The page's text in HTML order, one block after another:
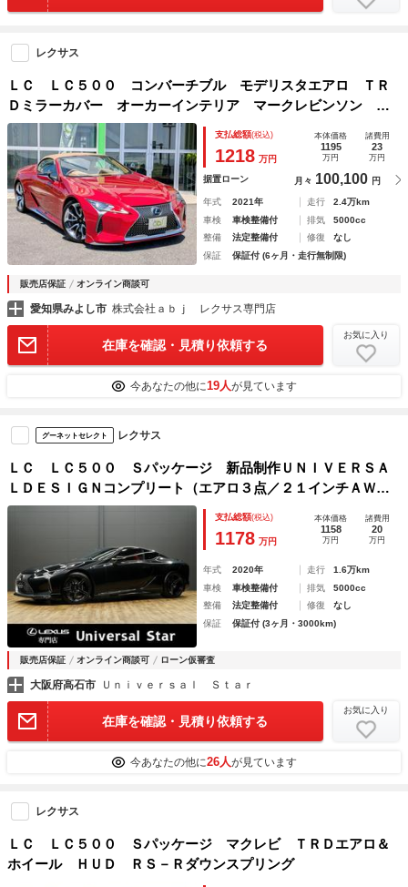
レクサス
ＬＣ ＬＣ５００ コンバーチブル モデリスタエアロ ＴＲ
Ｄミラーカバー オーカーインテリア マークレビンソン 前
後ドラレコ ヘッドアップディスプレイ セミアニリン本革シ
ート ベンチレーション／シートヒーター
支払総額(税込)
1218 万円
本体価格
1195
万円
諸費用
23
万円
据置ローン 月々 100,100 円
年式 2021年 走行
2.4万km
車検
車検整備付 排気
5000cc
整備
法定整備付 修復
なし
保証
保証付 (6ヶ月・走行無制限)
販売店保証 オンライン商談可
愛知県みよし市 株式会社ａｂｊ レクサス専門店
在庫を確認・見積り依頼する
お気に入り
今あなたの他に19人が見ています
グーネットセレクト レクサス
ＬＣ ＬＣ５００ Ｓパッケージ 新品制作ＵＮＩＶＥＲＳＡ
ＬＤＥＳＩＧＮコンプリート（エアロ３点／２１インチＡＷ／
新品国産タイヤ）／１オーナー／禁煙／屋内保管／寒冷地仕様
／マークレビンソン／ＨＵＤ／ＣＦＲＰカーボンルーフ／ＥＴ
支払総額(税込)
1178 万円
本体価格
1158
万円
諸費用
20
万円
年式 2020年 走行
1.6万km
車検
車検整備付 排気
5000cc
整備
法定整備付 修復
なし
保証
保証付 (3ヶ月・3000km)
販売店保証 オンライン商談可 ローン仮審査
大阪府高石市 Ｕｎｉｖｅｒｓａｌ Ｓｔａｒ
在庫を確認・見積り依頼する
お気に入り
今あなたの他に26人が見ています
レクサス
ＬＣ ＬＣ５００ Ｓパッケージ マクレビ ＴＲＤエアロ＆
ホイール ＨＵＤ ＲＳ－Ｒダウンスプリング